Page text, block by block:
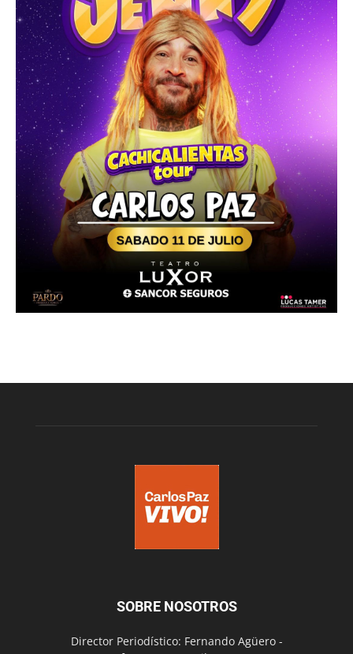
SOBRE NOSOTROS
Director Periodístico: Fernando Agüero -